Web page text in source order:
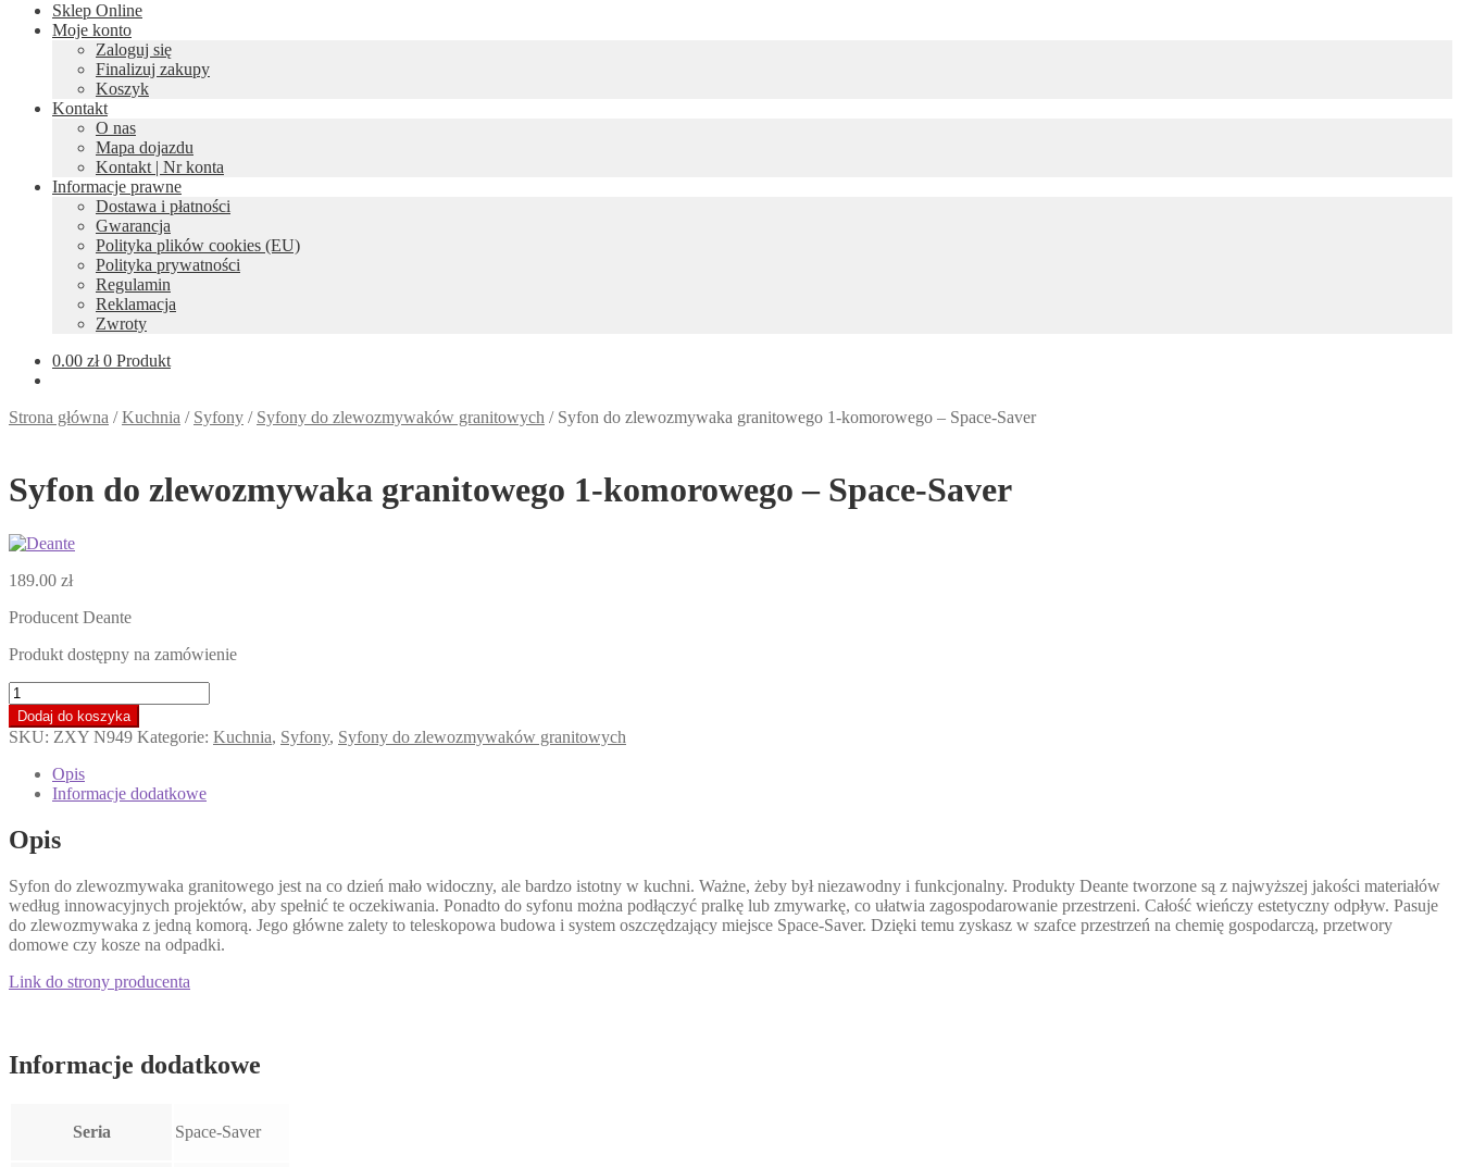
Sklep Online
Moje konto
Zaloguj się
Finalizuj zakupy
Koszyk
Kontakt
O nas
Mapa dojazdu
Kontakt | Nr konta
Informacje prawne
Dostawa i płatności
Gwarancja
Polityka plików cookies (EU)
Polityka prywatności
Regulamin
Reklamacja
Zwroty
0.00 zł 0 Produkt
Strona główna /Kuchnia / Syfony / Syfony do zlewozmywaków granitowych / Syfon do zlewozmywaka granitowego 1-komorowego – Space-Saver
Syfon do zlewozmywaka granitowego 1-komorowego – Space-Saver
189.00 zł
Producent Deante
Produkt dostępny na zamówienie
ilość
Syfon
do
zlewozmywaka
granitowego
komorowego
Space-
Dodaj do koszyka
SKU: ZXY N949 Kategorie: Kuchnia, Syfony, Syfony do zlewozmywaków granitowych
Opis
Informacje dodatkowe
Opis
Syfon do zlewozmywaka granitowego jest na co dzień mało widoczny, ale bardzo istotny w kuchni. Ważne, żeby był niezawodny i funkcjonalny. Produkty Deante tworzone są z najwyższej jakości materiałów
według innowacyjnych projektów, aby spełnić te oczekiwania. Ponadto do syfonu można podłączyć pralkę lub zmywarkę, co ułatwia zagospodarowanie przestrzeni. Całość wieńczy estetyczny odpływ. Pasuje
do zlewozmywaka z jedną komorą. Jego główne zalety to teleskopowa budowa i system oszczędzający miejsce Space-Saver. Dzięki temu zyskasz w szafce przestrzeń na chemię gospodarczą, przetwory
domowe czy kosze na odpadki.
Link do strony producenta
Informacje dodatkowe
Seria Space-Saver